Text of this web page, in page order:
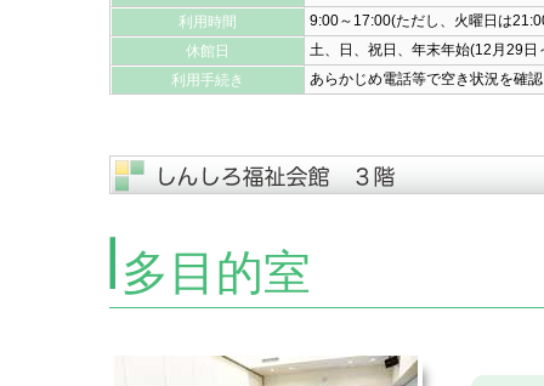
利用時間
9:00～17:00(ただし、火曜日は
休館日
土、日、祝日、年末年始(12月29日
利用手続き
あらかじめ電話等で空き状況を確
多目的室